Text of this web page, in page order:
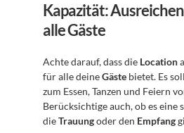
Kapazität:
alle Gäste
Achte darauf, dass die Location
für alle deine Gäste bietet. Es
zum Essen, Tanzen und Feiern
Berücksichtige auch, ob es eine
die Trauung oder den Empfang